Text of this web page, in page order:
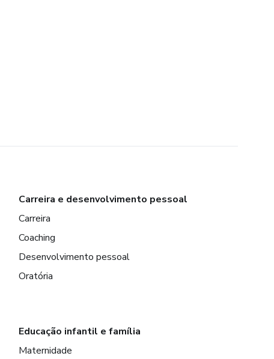
Carreira e desenvolvimento pessoal
Carreira
Coaching
Desenvolvimento pessoal
Oratória
Educação infantil e família
Maternidade